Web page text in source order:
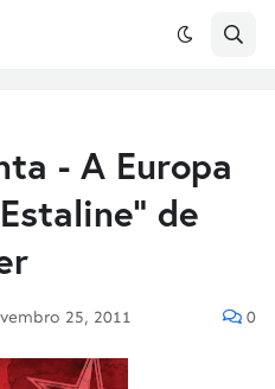
- A Europa
de
25, 2011 0